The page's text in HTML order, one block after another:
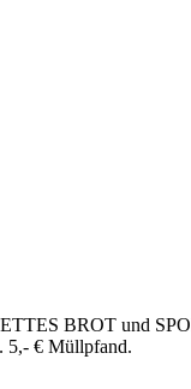
BROT und
5,- € Müllpfand.